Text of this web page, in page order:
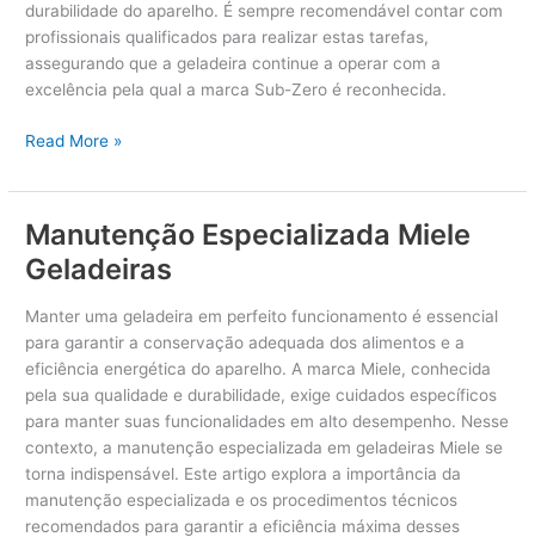
durabilidade do aparelho. É sempre recomendável contar com
profissionais qualificados para realizar estas tarefas,
assegurando que a geladeira continue a operar com a
excelência pela qual a marca Sub-Zero é reconhecida.
Assistência
Sub-
Geladeiras
Read More »
Manutenção Especializada Miele
Geladeiras
Manter uma geladeira em perfeito funcionamento é essencial
para garantir a conservação adequada dos alimentos e a
eficiência energética do aparelho. A marca Miele, conhecida
pela sua qualidade e durabilidade, exige cuidados específicos
para manter suas funcionalidades em alto desempenho. Nesse
contexto, a manutenção especializada em geladeiras Miele se
torna indispensável. Este artigo explora a importância da
manutenção especializada e os procedimentos técnicos
recomendados para garantir a eficiência máxima desses